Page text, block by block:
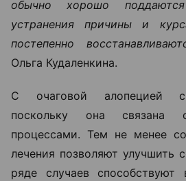
обычно хорошо
устранения причины и
постепенно
Ольга Кудаленкина.
С очаговой алопецией
поскольку она связана
процессами. Тем не менее
лечения позволяют улучшить
ряде случаев способствуют